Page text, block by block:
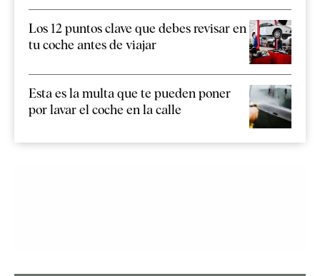
Los 12 puntos clave que debes revisar en
tu coche antes de viajar
Esta es la multa que te pueden poner
por lavar el coche en la calle